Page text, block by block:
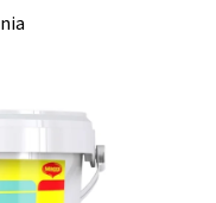
5 hviezdičiek.